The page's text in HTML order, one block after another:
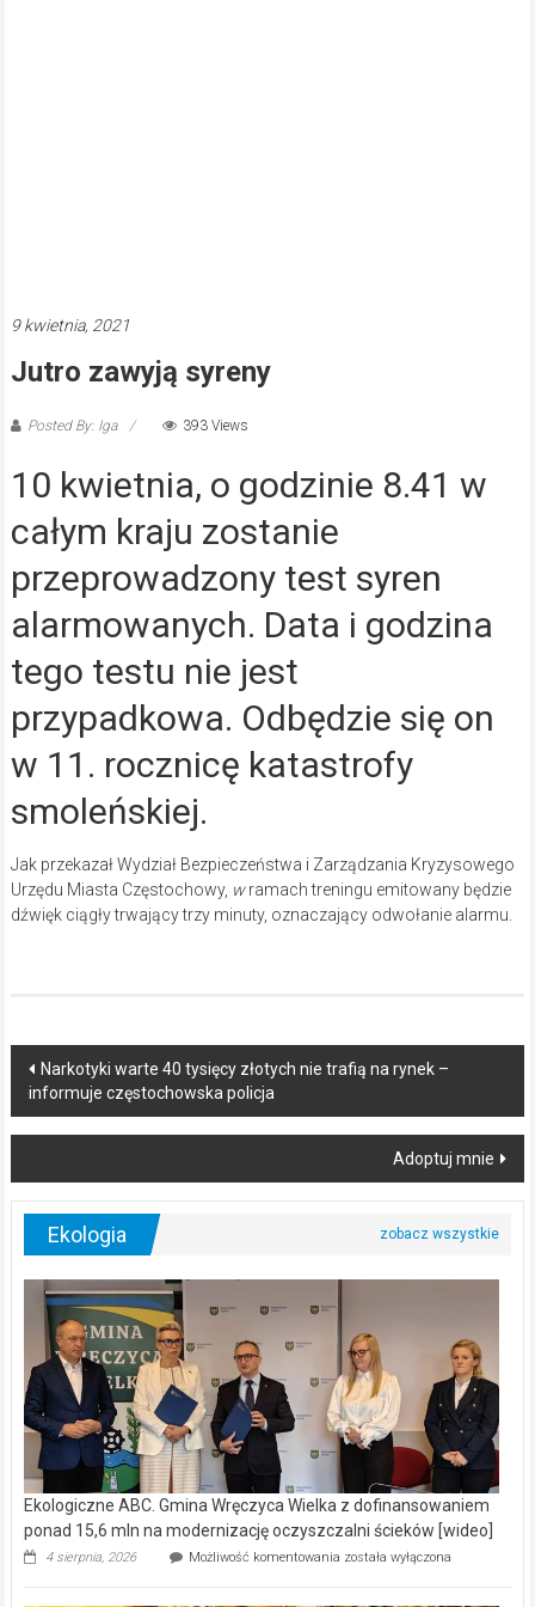
9 kwietnia, 2021
Jutro zawyją syreny
Posted By: Iga 393 Views
10 kwietnia, o godzinie 8.41 w
całym kraju zostanie
przeprowadzony test syren
alarmowanych. Data i godzina
tego testu nie jest
przypadkowa. Odbędzie się on
w 11. rocznicę katastrofy
smoleńskiej.
Jak przekazał Wydział Bezpieczeństwa i Zarządzania Kryzysowego
Urzędu Miasta Częstochowy, wramach treningu emitowany będzie
dźwięk ciągły trwający trzy minuty, oznaczający odwołanie alarmu.
Post
navigation
Narkotyki warte 40 tysięcy złotych nie trafią na rynek –
informuje częstochowska policja
Adoptuj mnie
Ekologia
Ekologiczne ABC. Gmina Wręczyca Wielka z dofinansowaniem
ponad 15,6 mln na modernizację oczyszczalni ścieków [wideo]
4 sierpnia, 2026 Możliwość komentowania Ekologiczne
została wyłączona